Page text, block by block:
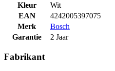
Kleur
Wit
EAN
4242005397075
Merk
Bosch
Garantie
2 Jaar
Fabrikant